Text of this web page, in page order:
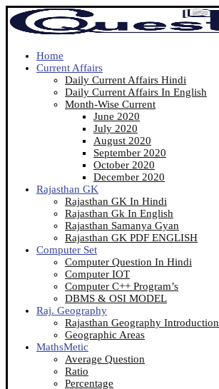
Home
Current Affairs
Daily Current Affairs Hindi
Daily Current Affairs In English
Month-Wise Current
June 2020
July 2020
August 2020
September 2020
October 2020
December 2020
Rajasthan GK
Rajasthan GK In Hindi
Rajasthan Gk In English
Rajasthan Samanya Gyan
Rajasthan GK PDF ENGLISH
Computer Set
Computer Question In Hindi
Computer IOT
Computer C++ Program’s
DBMS & OSI MODEL
Raj. Geography
Rajasthan Geography Introduction
Geographic Areas
MathsMetic
Average Question
Ratio
Percentage